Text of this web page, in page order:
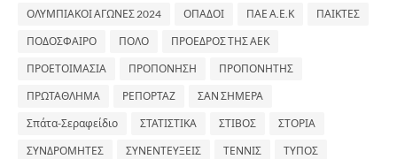
ΟΛΥΜΠΙΑΚΟΙ ΑΓΩΝΕΣ 2024 ΟΠΑΔΟΙ ΠΑΕ Α.Ε.Κ ΠΑΙΚΤΕΣ
ΠΟΔΟΣΦΑΙΡΟ ΠΟΛΟ ΠΡΟΕΔΡΟΣ ΤΗΣ ΑΕΚ
ΠΡΟΕΤΟΙΜΑΣΙΑ ΠΡΟΠΟΝΗΣΗ ΠΡΟΠΟΝΗΤΗΣ
ΠΡΩΤΑΘΛΗΜΑ ΡΕΠΟΡΤΑΖ ΣΑΝ ΣΗΜΕΡΑ
Σπάτα-Σεραφείδιο ΣΤΑΤΙΣΤΙΚΑ ΣΤΙΒΟΣ ΣΤΟΡΙΑ
ΣΥΝΔΡΟΜΗΤΕΣ ΣΥΝΕΝΤΕΥΞΕΙΣ ΤΕΝΝΙΣ ΤΥΠΟΣ